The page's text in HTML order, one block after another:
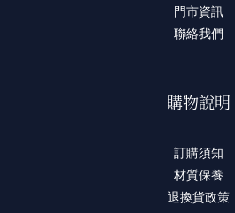
門市資訊
聯絡我們
購物說明
訂購須知
材質保養
退換貨政策